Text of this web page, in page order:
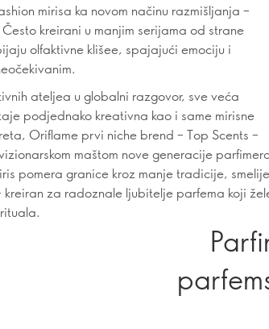
mirisa ka novom načinu razmišljanja –
kreirani u manjim serijama od strane
olfaktivne klišee, spajajući emociju i
ateljea u globalni razgovor, sve veća
podjednako kreativna kao i same mirisne
Oriflame prvi niche brend – Top Scents –
maštom nove generacije
pomera granice kroz manje tradicije, smelije
za radoznale ljubitelje parfema koji